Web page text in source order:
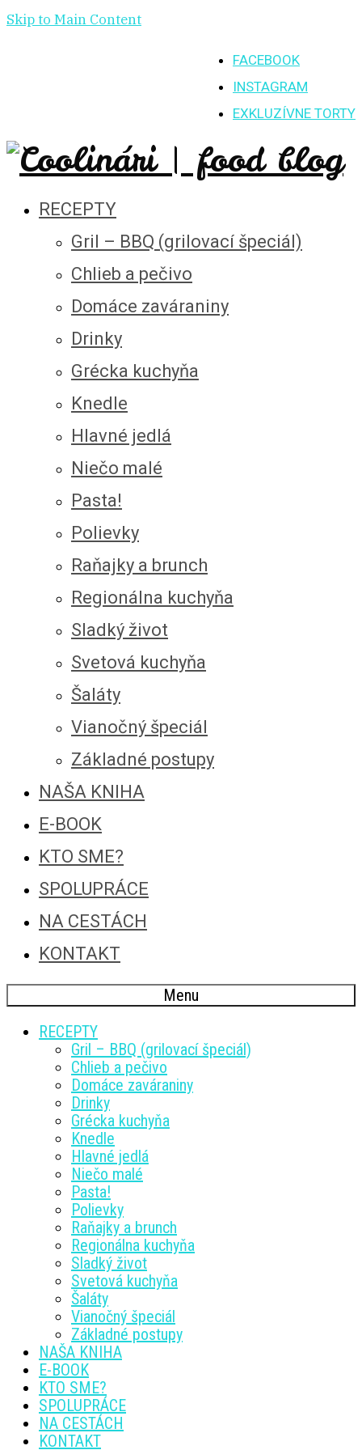
Skip to Main Content
FACEBOOK
INSTAGRAM
EXKLUZÍVNE TORTY
RECEPTY
Gril – BBQ (grilovací špeciál)
Chlieb a pečivo
Domáce zaváraniny
Drinky
Grécka kuchyňa
Knedle
Hlavné jedlá
Niečo malé
Pasta!
Polievky
Raňajky a brunch
Regionálna kuchyňa
Sladký život
Svetová kuchyňa
Šaláty
Vianočný špeciál
Základné postupy
NAŠA KNIHA
E-BOOK
KTO SME?
SPOLUPRÁCE
NA CESTÁCH
KONTAKT
Menu
RECEPTY
Gril – BBQ (grilovací špeciál)
Chlieb a pečivo
Domáce zaváraniny
Drinky
Grécka kuchyňa
Knedle
Hlavné jedlá
Niečo malé
Pasta!
Polievky
Raňajky a brunch
Regionálna kuchyňa
Sladký život
Svetová kuchyňa
Šaláty
Vianočný špeciál
Základné postupy
NAŠA KNIHA
E-BOOK
KTO SME?
SPOLUPRÁCE
NA CESTÁCH
KONTAKT